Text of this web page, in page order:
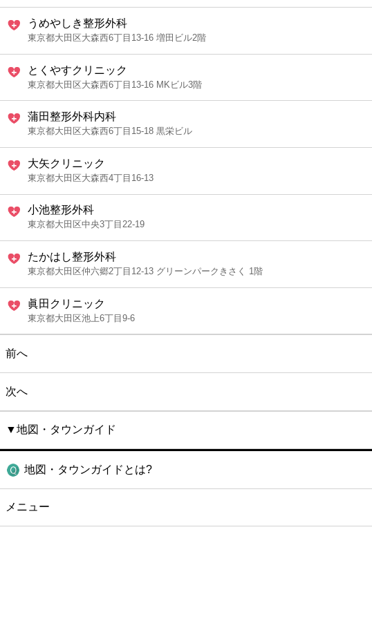
うめやしき整形外科
東京都大田区大森西6丁目13-16 増田ビル2階
とくやすクリニック
東京都大田区大森西6丁目13-16 MKビル3階
蒲田整形外科内科
東京都大田区大森西6丁目15-18 黒栄ビル
大矢クリニック
東京都大田区大森西4丁目16-13
小池整形外科
東京都大田区中央3丁目22-19
たかはし整形外科
東京都大田区仲六郷2丁目12-13 グリーンパークきさく 1階
眞田クリニック
東京都大田区池上6丁目9-6
前へ
次へ
▼地図・タウンガイド
地図・タウンガイドとは?
メニュー